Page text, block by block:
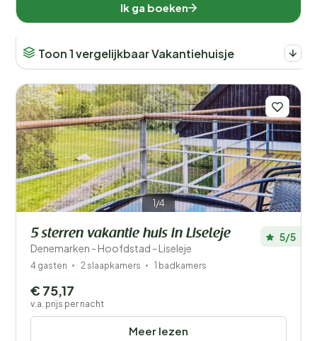
Ik ga boeken
Toon 1 vergelijkbaar Vakantiehuisje
1/4
5 sterren vakantie huis in Liseleje
Denemarken - Hoofdstad - Liseleje
5/5
4 gasten 2 slaapkamers 1 badkamers
Meer lezen
€ 75,17
v.a. prijs per nacht